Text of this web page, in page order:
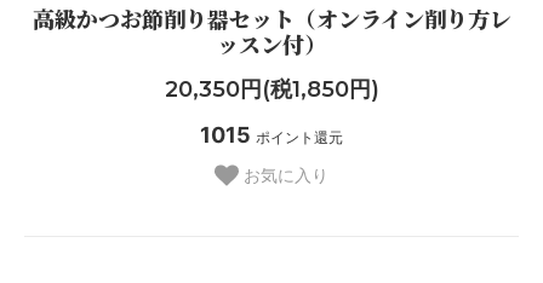
高級かつお節削り器セット（オンライン削り方レ
ッスン付）
20,350円(税1,850円)
1015 ポイント還元
お気に入り